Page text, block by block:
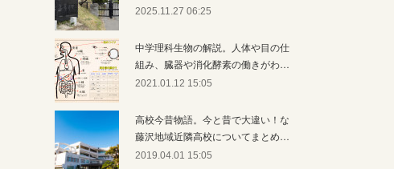
2025.11.27 06:25
中学理科生物の解説。人体や目の仕
組み、臓器や消化酵素の働きがわ…
2021.01.12 15:05
高校今昔物語。今と昔で大違い！な
藤沢地域近隣高校についてまとめ…
2019.04.01 15:05